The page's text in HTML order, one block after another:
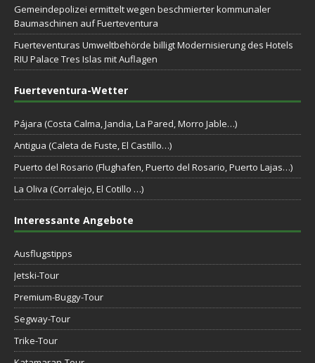
Gemeindepolizei ermittelt wegen beschmierter kommunaler
Baumaschinen auf Fuerteventura
Fuerteventuras Umweltbehörde billigt Modernisierung des Hotels
RIU Palace Tres Islas mit Auflagen
Fuerteventura-Wetter
Pájara (Costa Calma, Jandia, La Pared, Morro Jable…)
Antigua (Caleta de Fuste, El Castillo…)
Puerto del Rosario (Flughafen, Puerto del Rosario, Puerto Lajas…)
La Oliva (Corralejo, El Cotillo …)
Interessante Angebote
Ausflugstipps
Jetski-Tour
Premium-Buggy-Tour
Segway-Tour
Trike-Tour